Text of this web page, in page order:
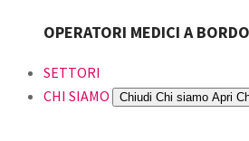
OPERATORI MEDICI A BORDO
SETTORI
CHI SIAMO
Chiudi Chi siamo Apri